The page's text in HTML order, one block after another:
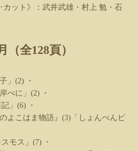
カット》：武井武雄・村上 勉・石
（全128 頁）
」 (2)
・
べに」 (2)
・
」 (6)
・
よこはま物語』 (3) 「しょんべんビ
モス」 (7)
・